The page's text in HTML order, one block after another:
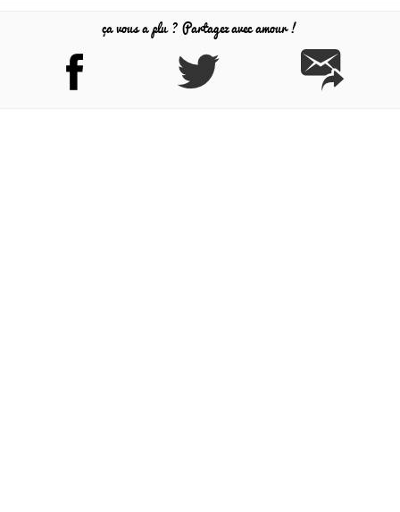
ça vous a plu ? Partagez avec amour !